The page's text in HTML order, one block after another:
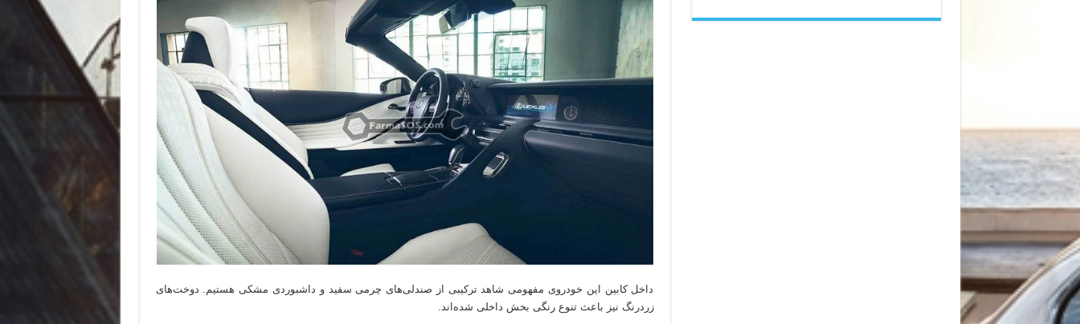
داخل کابین این خودروی مفهومی شاهد ترکیبی از صندلی‌های چرمی سفید و داشبوردی مشکی هستیم. دوخت‌های
زردرنگ نیز باعث تنوع رنگی بخش داخلی شده‌اند.